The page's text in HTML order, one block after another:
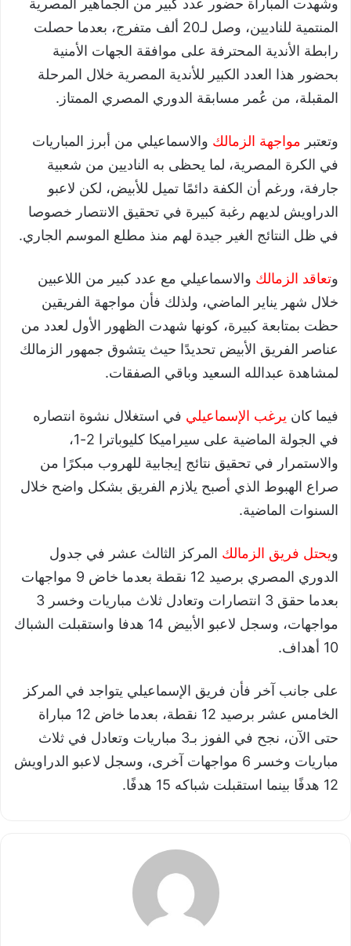
وشهدت المباراة حضور عدد كبير من الجماهير المصرية
المنتمية للناديين، وصل لـ20 ألف متفرج، بعدما حصلت
رابطة الأندية المحترفة على موافقة الجهات الأمنية
بحضور هذا العدد الكبير للأندية المصرية خلال المرحلة
المقبلة، من عُمر مسابقة الدوري المصري الممتاز.
وتعتبر مواجهة الزمالك والاسماعيلي من أبرز المباريات
في الكرة المصرية، لما يحظى به الناديين من شعبية
جارفة، ورغم أن الكفة دائمًا تميل للأبيض، لكن لاعبو
الدراويش لديهم رغبة كبيرة في تحقيق الانتصار خصوصا
في ظل النتائج الغير جيدة لهم منذ مطلع الموسم الجاري.
وتعاقد الزمالك والاسماعيلي مع عدد كبير من اللاعبين
خلال شهر يناير الماضي، ولذلك فأن مواجهة الفريقين
حظت بمتابعة كبيرة، كونها شهدت الظهور الأول لعدد من
عناصر الفريق الأبيض تحديدًا حيث يتشوق جمهور الزمالك
لمشاهدة عبدالله السعيد وباقي الصفقات.
فيما كان يرغب الإسماعيلي في استغلال نشوة انتصاره
في الجولة الماضية على سيراميكا كليوباترا 2-1،
والاستمرار في تحقيق نتائج إيجابية للهروب مبكرًا من
صراع الهبوط الذي أصبح يلازم الفريق بشكل واضح خلال
السنوات الماضية.
ويحتل فريق الزمالك المركز الثالث عشر في جدول
الدوري المصري برصيد 12 نقطة بعدما خاض 9 مواجهات
بعدما حقق 3 انتصارات وتعادل ثلاث مباريات وخسر 3
مواجهات، وسجل لاعبو الأبيض 14 هدفا واستقبلت الشباك
10 أهداف.
على جانب آخر فأن فريق الإسماعيلي يتواجد في المركز
الخامس عشر برصيد 12 نقطة، بعدما خاض 12 مباراة
حتى الآن، نجح في الفوز بـ3 مباريات وتعادل في ثلاث
مباريات وخسر 6 مواجهات آخرى، وسجل لاعبو الدراويش
12 هدفًا بينما استقبلت شباكه 15 هدفًا.